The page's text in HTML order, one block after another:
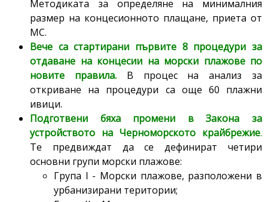
Методиката за определяне на минималния
размер на концесионното плащане, приета от
МС.
Вече са стартирани първите 8 процедури за
отдаване на концесии на морски плажове по
новите правила. В процес на анализ за
откриване на процедури са още 60 плажни
ивици.
Подготвени бяха промени в Закона за
устройството на Черноморското крайбрежие.
Те предвиждат да се дефинират четири
основни групи морски плажове:
Група I - Морски плажове, разположени в
урбанизирани територии;